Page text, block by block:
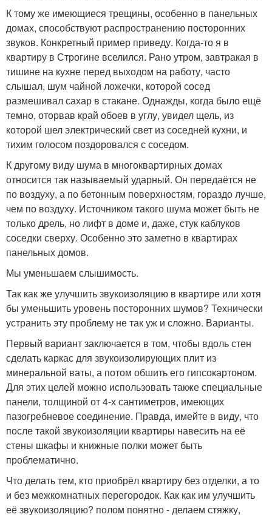
К тому же имеющиеся трещины, особенно в панельных
домах, способствуют распространению посторонних
звуков. Конкретный пример приведу. Когда-то я в
квартиру в Строгине вселился. Рано утром, завтракая в
тишине на кухне перед выходом на работу, часто
слышал, шум чайной ложечки, которой сосед
размешивал сахар в стакане. Однажды, когда было ещё
темно, оторвав край обоев в углу, увидел щель, из
которой шел электрический свет из соседней кухни, и
тихим голосом поздоровался с соседом.
К другому виду шума в многоквартирных домах
относится так называемый ударный. Он передаётся не
по воздуху, а по бетонным поверхностям, гораздо лучше,
чем по воздуху. Источником такого шума может быть не
только дрель, но лифт в доме и, даже, стук каблуков
соседки сверху. Особенно это заметно в квартирах
панельных домов.
Мы уменьшаем слышимость.
Так как же улучшить звукоизоляцию в квартире или хотя
бы уменьшить уровень посторонних шумов? Технически
устранить эту проблему не так уж и сложно. Варианты.
Первый вариант заключается в том, чтобы вдоль стен
сделать каркас для звукоизолирующих плит из
минеральной ваты, а потом обшить его гипсокартоном.
Для этих целей можно использовать также специальные
панели, толщиной от 4-х сантиметров, имеющих
пазогребневое соединение. Правда, имейте в виду, что
после такой звукоизоляции квартиры навесить на её
стены шкафы и книжные полки может быть
проблематично.
Что делать тем, кто приобрёл квартиру без отделки, а то
и без межкомнатных перегородок. Как как им улучшить
её звукоизоляцию? полом понятно - делаем стяжку,